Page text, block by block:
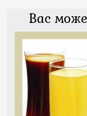
Вас